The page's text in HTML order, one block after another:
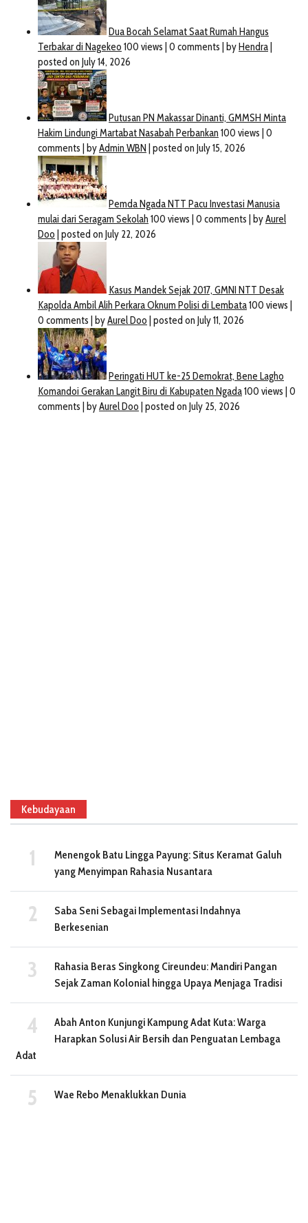
Kebudayaan
Menengok Batu Lingga Payung: Situs Keramat Galuh
yang Menyimpan Rahasia Nusantara
Saba Seni Sebagai Implementasi Indahnya
Berkesenian
Rahasia Beras Singkong Cireundeu: Mandiri Pangan
Sejak Zaman Kolonial hingga Upaya Menjaga Tradisi
Abah Anton Kunjungi Kampung Adat Kuta: Warga
Harapkan Solusi Air Bersih dan Penguatan Lembaga
Adat
Wae Rebo Menaklukkan Dunia